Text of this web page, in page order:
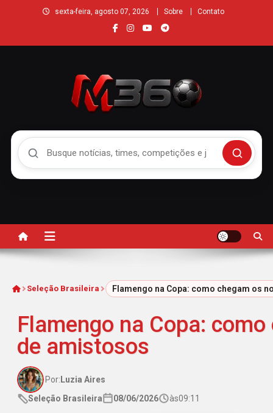
sexta-feira, agosto 07, 2026 Sobre Contato
Buscar
InícioSeleção Brasileira Flamengo na Copa: como chegam os
Flamengo na Copa:
de amistosos
Por: Luzia Aires
Seleção Brasileira
08/06/2026 às09:11